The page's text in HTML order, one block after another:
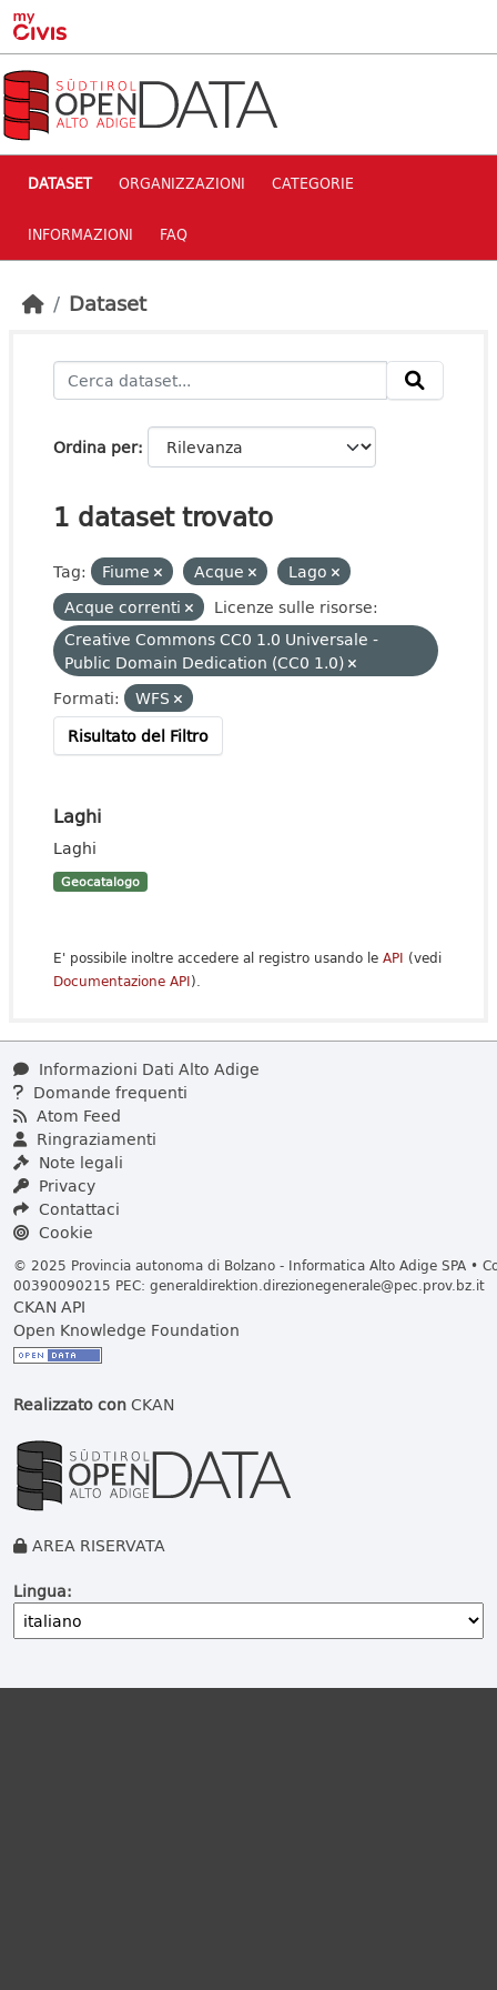
Skip to main content
DATASET ORGANIZZAZIONI CATEGORIE
INFORMAZIONI FAQ
Dataset
Ordina per
1 dataset trovato
Tag: Fiume Acque
Lago
Acque correnti
Licenze sulle risorse:
Creative Commons CC0 1.0 Universale -
Public Domain Dedication (CC0 1.0)
Formati:
WFS
Risultato del Filtro
Laghi
Laghi
Geocatalogo
E' possibile inoltre accedere al registro usando le API (vedi
Documentazione API).
Informazioni Dati Alto Adige
Domande frequenti
Atom Feed
Ringraziamenti
Note legali
Privacy
Contattaci
Cookie
© 2025 Provincia autonoma di Bolzano - Informatica Alto Adige SPA •
00390090215 PEC: generaldirektion.direzionegenerale@pec.prov.bz.it
CKAN API
Open Knowledge Foundation
Realizzato conCKAN
AREA RISERVATA
Lingua